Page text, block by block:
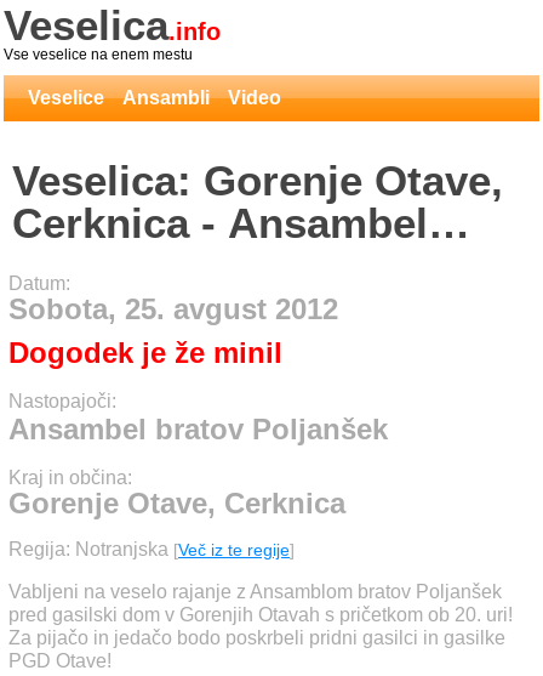
Veselica.info
Vse veselice na enem mestu
Veselice Ansambli Video
Veselica: Gorenje Otave,
Cerknica - Ansambel
bratov Poljanšek
Datum:
Sobota, 25. avgust 2012
Dogodek je že minil
Nastopajoči:
Ansambel bratov Poljanšek
Kraj in občina:
Gorenje Otave, Cerknica
Regija: Notranjska [Več iz te regije]
Vabljeni na veselo rajanje z Ansamblom bratov Poljanšek
pred gasilski dom v Gorenjih Otavah s pričetkom ob 20. uri!
Za pijačo in jedačo bodo poskrbeli pridni gasilci in gasilke
PGD Otave!